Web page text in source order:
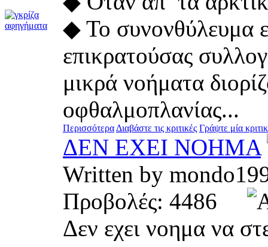
◆ Το συνονθύλευμα
επικρατούσας
μικρά νοήματα
οφθαλμοπλανίας...
ΠερισσότεραΔιαβάστε τις κριτικές Γράψτε μία
ΔΕΝ ΕΧΕΙ ΝΟΗΜΑ
Written by
Προβολές: 4486
Δεν εχει νοημα να